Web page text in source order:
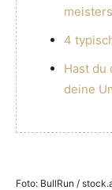
4
Hast du
deine
Foto: BullRun /